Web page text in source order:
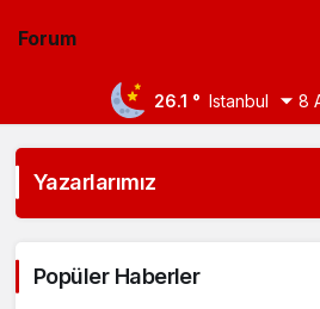
Forum
26.1 ° Istanbul 8
Yazarlarımız
Popüler Haberler